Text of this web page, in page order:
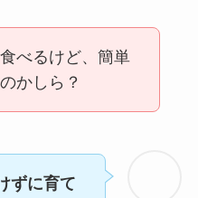
べるけど、簡単
かしら？
ずに育て